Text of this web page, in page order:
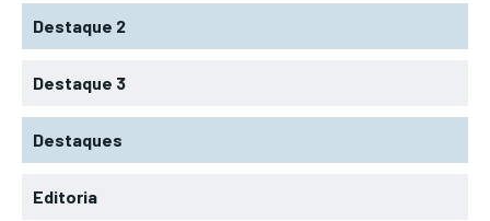
Destaque 2
Destaque 3
Destaques
Editoria